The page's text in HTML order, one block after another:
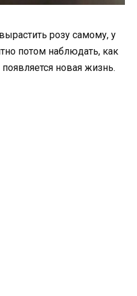
розу самому, у
потом наблюдать, как
новая жизнь.